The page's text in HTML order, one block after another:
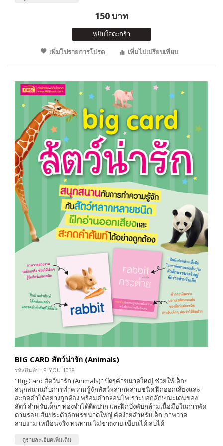
150 บาท
หยิบใส่ตะกร้า
เพิ่มไปรายการโปรด
เพิ่มไปเปรียบเทียบ
BIG CARD สัตว์น่ารัก (Animals)
รหัสสินค้า : P-YOU-1038
"Big Card สัตว์น่ารัก (Animals)" บัตรคำขนาดใหญ่ ช่วยให้เด็กๆ
สนุกสนานกับการทำความรู้จักสัตว์หลากหลายชนิด ฝึกออกเสียงและ
สะกดคำได้อย่างถูกต้อง พร้อมคำกลอนไพเราะบอกลักษณะเด่นของ
สัตว์ สำหรับเด็กๆ ท่องจำได้ติดปาก และฝึกบังคับกล้ามเนื้อมือในการคัด
ตามรอยเส้นประตัวอักษรขนาดใหญ่ คัดง่ายสำหรับเด็ก ภาพวาด
สวยงาม เหมือนจริง ทนทาน ไม่ขาดง่าย เขียนได้ ลบได้
ดูรายละเอียดเพิ่มเติม